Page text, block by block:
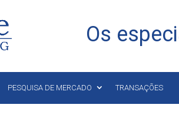
Os
PESQUISA DE MERCADO TRANSAÇÕES